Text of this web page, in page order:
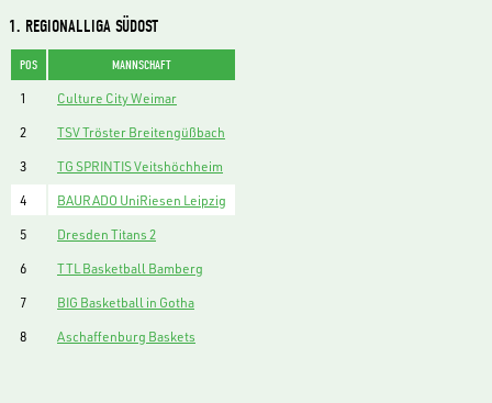
1. REGIONALLIGA SÜDOST
POS MANNSCHAFT
1
Culture City Weimar
2
TSV Tröster Breitengüßbach
3
TG SPRINTIS Veitshöchheim
4
BAURADO UniRiesen Leipzig
5
Dresden Titans 2
6
TTL Basketball Bamberg
7
BIG Basketball in Gotha
8
Aschaffenburg Baskets